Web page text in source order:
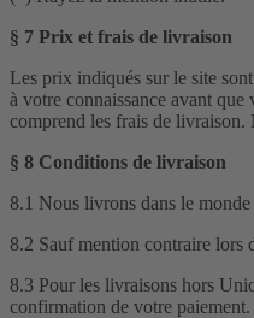
§ 7 Prix et frais de livraison
Les prix indiqués sur le site
à votre connaissance avant
comprend les frais de
§ 8 Conditions de livraison
8.1 Nous livrons dans le monde
8.2 Sauf mention contraire lors
8.3 Pour les livraisons hors
confirmation de votre paiement.